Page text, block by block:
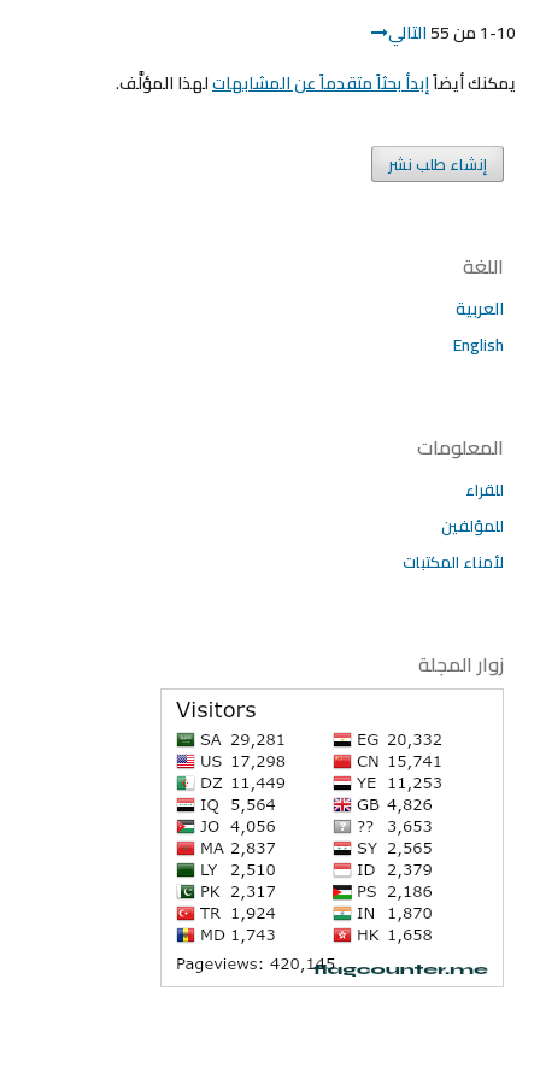
1-10 من 55
التالي
يمكنك أيضاًإبدأ بحثاً متقدماً عن المشابهاتلهذا المؤلَّف.
إنشاء طلب نشر
اللغة
العربية
English
المعلومات
للقراء
للمؤلفين
لأمناء المكتبات
زوار المجلة